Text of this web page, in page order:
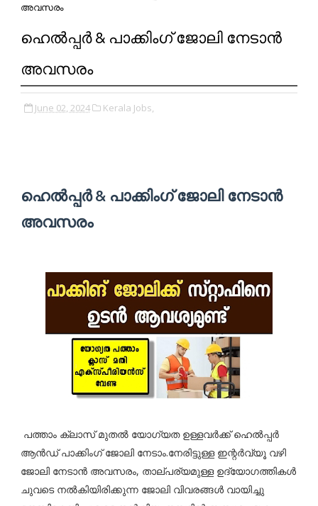
അവസരം
ഹെൽപ്പർ & പാക്കിംഗ് ജോലി നേടാൻ
അവസരം
June 02, 2024 Kerala Jobs,
ഹെൽപ്പർ & പാക്കിംഗ് ജോലി നേടാൻ
അവസരം
പത്താം ക്ലാസ് മുതൽ യോഗ്യത ഉള്ളവർക്ക് ഹെൽപ്പർ
ആൻഡ് പാക്കിംഗ് ജോലി നേടാം.നേരിട്ടുള്ള ഇന്റർവ്യൂ വഴി
ജോലി നേടാൻ അവസരം, താല്പര്യമുള്ള ഉദ്യോഗത്തികൾ
ചുവടെ നൽകിയിരിക്കുന്ന ജോലി വിവരങ്ങൾ വായിച്ചു